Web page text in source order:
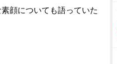
顔についても語っていた